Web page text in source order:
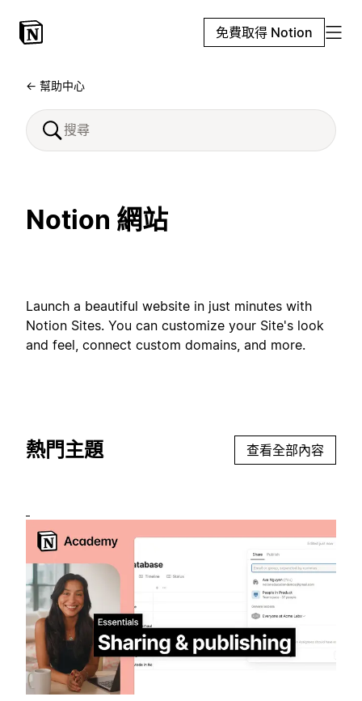
免費取得 Notion
← 幫助中心
Notion 網站
Launch a beautiful website in just minutes with
Notion Sites. You can customize your Site's look
and feel, connect custom domains, and more.
熱門主題 查看全部內容